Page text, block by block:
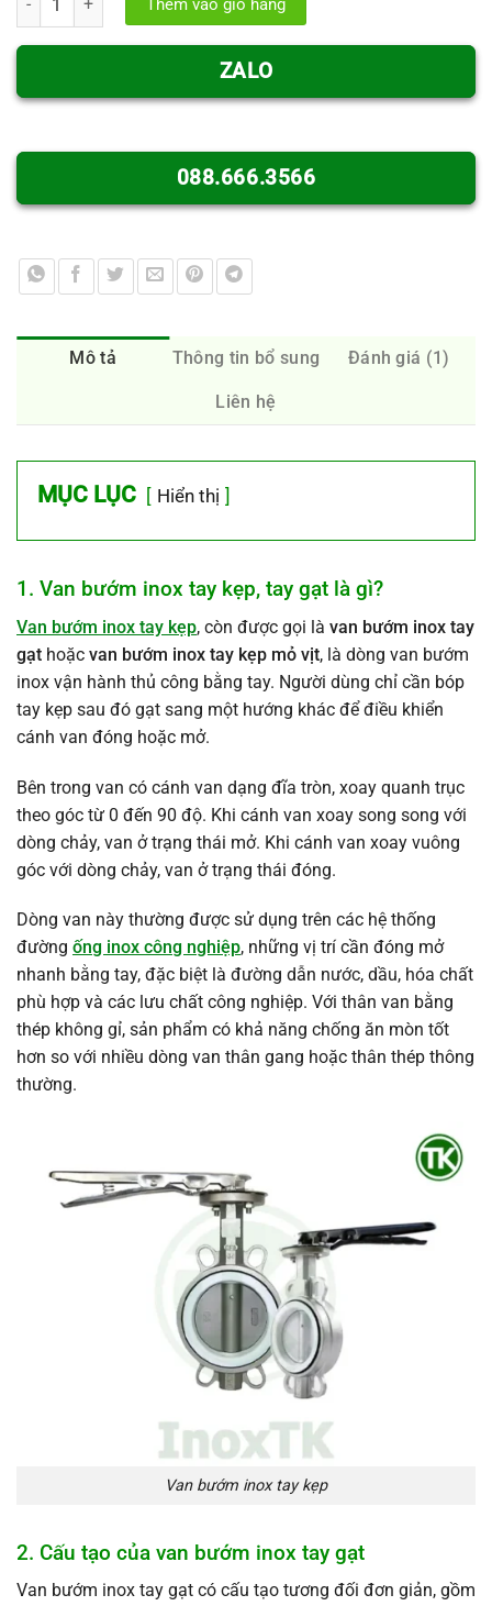
Thêm vào giỏ hàng
ZALO
088.666.3566
Mô tả Thông tin bổ sung Đánh giá (1)
Liên hệ
MỤC LỤC Hiển thị
1. Van bướm inox tay kẹp, tay gạt là gì?
Van bướm inox tay kẹp, còn được gọi là van bướm inox tay
gạt hoặc van bướm inox tay kẹp mỏ vịt, là dòng van bướm
inox vận hành thủ công bằng tay. Người dùng chỉ cần bóp
tay kẹp sau đó gạt sang một hướng khác để điều khiển
cánh van đóng hoặc mở.
Bên trong van có cánh van dạng đĩa tròn, xoay quanh trục
theo góc từ 0 đến 90 độ. Khi cánh van xoay song song với
dòng chảy, van ở trạng thái mở. Khi cánh van xoay vuông
góc với dòng chảy, van ở trạng thái đóng.
Dòng van này thường được sử dụng trên các hệ thống
đường ống inox công nghiệp, những vị trí cần đóng mở
nhanh bằng tay, đặc biệt là đường dẫn nước, dầu, hóa chất
phù hợp và các lưu chất công nghiệp. Với thân van bằng
thép không gỉ, sản phẩm có khả năng chống ăn mòn tốt
hơn so với nhiều dòng van thân gang hoặc thân thép thông
thường.
Van bướm inox tay kẹp
2. Cấu tạo của van bướm inox tay gạt
Van bướm inox tay gạt có cấu tạo tương đối đơn giản, gồm